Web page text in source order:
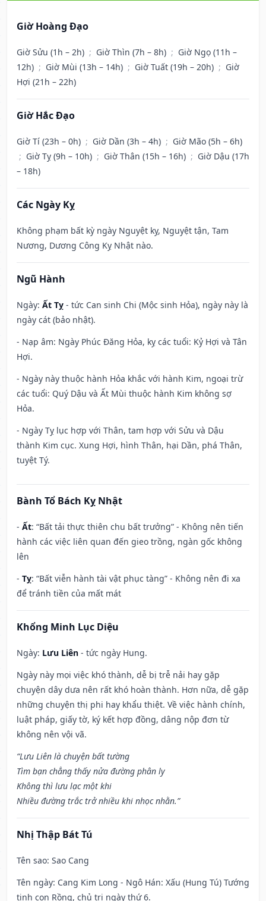
Giờ Hoàng Đạo
Giờ Sửu (1h – 2h) ; Giờ Thìn (7h – 8h) ; Giờ Ngọ (11h –
12h) ; Giờ Mùi (13h – 14h) ; Giờ Tuất (19h – 20h) ; Giờ
Hợi (21h – 22h)
Giờ Hắc Đạo
Giờ Tí (23h – 0h) ; Giờ Dần (3h – 4h) ; Giờ Mão (5h – 6h)
; Giờ Tỵ (9h – 10h) ; Giờ Thân (15h – 16h) ; Giờ Dậu (17h
– 18h)
Các Ngày Kỵ
Không phạm bất kỳ ngày Nguyệt kỵ, Nguyệt tận, Tam
Nương, Dương Công Kỵ Nhật nào.
Ngũ Hành
Ngày: Ất Tỵ - tức Can sinh Chi (Mộc sinh Hỏa), ngày này là
ngày cát (bảo nhật).
- Nạp âm: Ngày Phúc Đăng Hỏa, kỵ các tuổi: Kỷ Hợi và Tân
Hợi.
- Ngày này thuộc hành Hỏa khắc với hành Kim, ngoại trừ
các tuổi: Quý Dậu và Ất Mùi thuộc hành Kim không sợ
Hỏa.
- Ngày Tỵ lục hợp với Thân, tam hợp với Sửu và Dậu
thành Kim cục. Xung Hợi, hình Thân, hại Dần, phá Thân,
tuyệt Tý.
Bành Tổ Bách Kỵ Nhật
- Ất: “Bất tải thực thiên chu bất trưởng” - Không nên tiến
hành các việc liên quan đến gieo trồng, ngàn gốc không
lên
- Tỵ: “Bất viễn hành tài vật phục tàng” - Không nên đi xa
để tránh tiền của mất mát
Khổng Minh Lục Diệu
Ngày: Lưu Liên - tức ngày Hung.
Ngày này mọi việc khó thành, dễ bị trễ nải hay gặp
chuyện dây dưa nên rất khó hoàn thành. Hơn nữa, dễ gặp
những chuyện thị phi hay khẩu thiệt. Về việc hành chính,
luật pháp, giấy tờ, ký kết hợp đồng, dâng nộp đơn từ
không nên vội vã.
“Lưu Liên là chuyện bất tường
Tìm bạn chẳng thấy nửa đường phân ly
Không thì lưu lạc một khi
Nhiều đường trắc trở nhiều khi nhọc nhằn.”
Nhị Thập Bát Tú
Tên sao: Sao Cang
Tên ngày: Cang Kim Long - Ngô Hán: Xấu (Hung Tú) Tướng
tinh con Rồng, chủ trị ngày thứ 6.